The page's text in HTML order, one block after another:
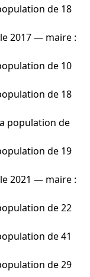
de 18
2017 — maire :
de 10
de 18
population de
de 19
2021 — maire :
de 22
de 41
de 29